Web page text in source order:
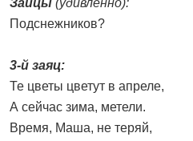
Зайцы (удивленно):
Подснежников?
3-й заяц:
Те цветы цветут в апреле,
А сейчас зима, метели.
Время, Маша, не теряй,